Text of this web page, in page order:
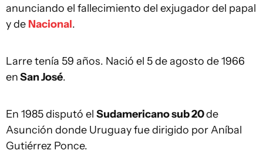
anunciando el fallecimiento del exjugador del papal
y de Nacional.
Larre tenía 59 años. Nació el 5 de agosto de 1966
enSan José.
En 1985 disputó el Sudamericano sub 20de
Asunción donde Uruguay fue dirigido por Aníbal
Gutiérrez Ponce.